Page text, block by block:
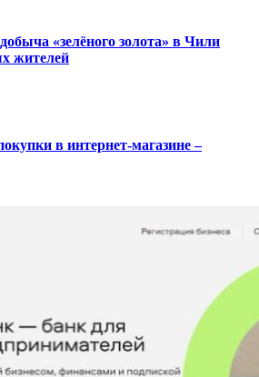
«зелёного золота» в Чили
жителей
в интернет-магазине –